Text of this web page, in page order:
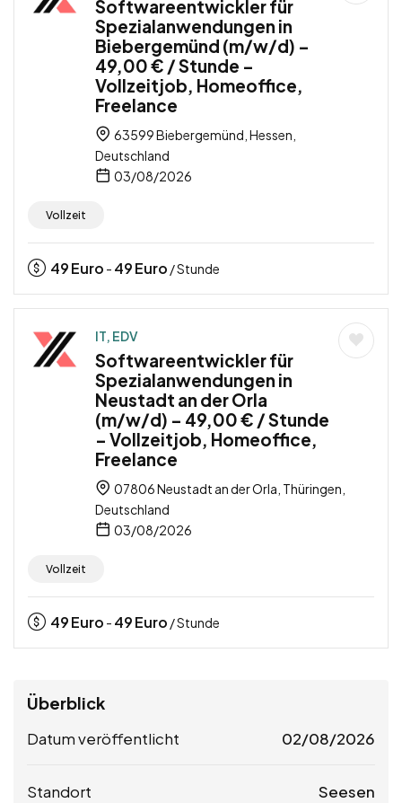
Softwareentwickler für
Spezialanwendungen in
Biebergemünd (m/w/d) –
49,00 € / Stunde –
Vollzeitjob, Homeoffice,
Freelance
63599 Biebergemünd, Hessen,
Deutschland
03/08/2026
Vollzeit
49Euro - 49Euro / Stunde
IT, EDV
Softwareentwickler für
Spezialanwendungen in
Neustadt an der Orla
(m/w/d) – 49,00 € / Stunde
– Vollzeitjob, Homeoffice,
Freelance
07806 Neustadt an der Orla, Thüringen,
Deutschland
03/08/2026
Vollzeit
49Euro - 49Euro / Stunde
Überblick
Datum veröffentlicht 02/08/2026
Standort Seesen